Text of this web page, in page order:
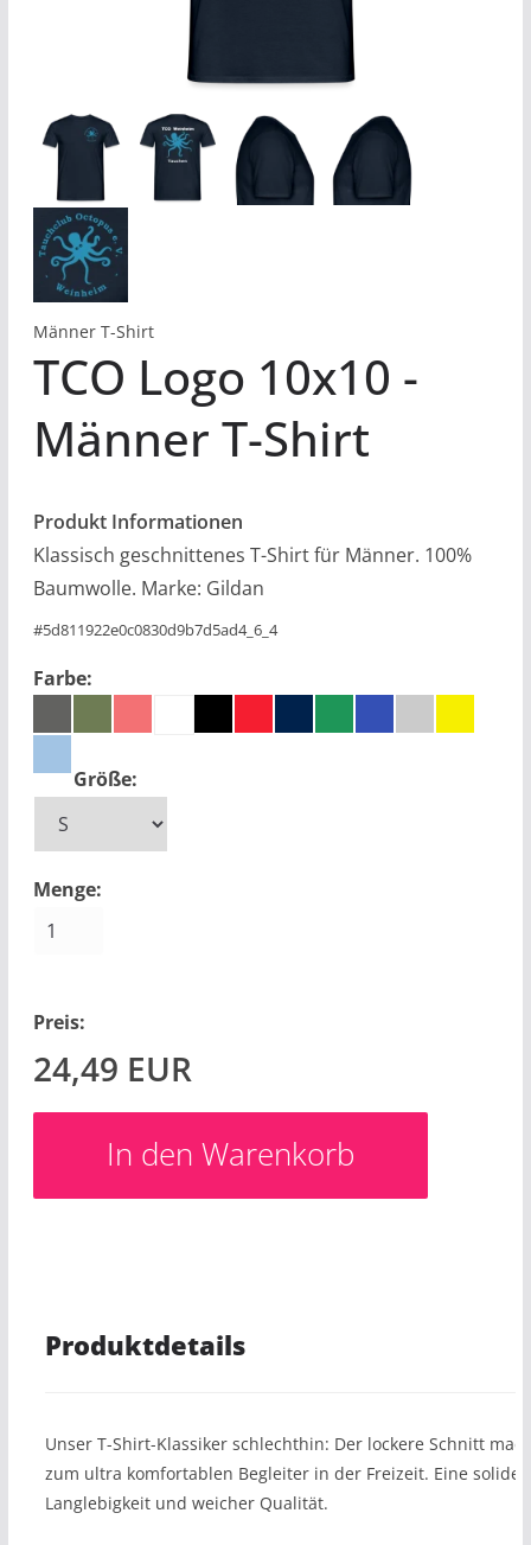
Männer T-Shirt
TCO Logo 10x10
Männer T-Shirt
Produkt Informationen
Klassisch geschnittenes T-Shirt für Männer. 100%
Baumwolle. Marke: Gildan
#5d811922e0c0830d9b7d5ad4_6_4
Farbe:
Größe:
Menge:
Preis:
24,49 EUR
Produktdetails
Unser T-Shirt-Klassiker schlechthin: Der lockere Schnitt
zum ultra komfortablen Begleiter in der Freizeit. Eine solide
Langlebigkeit und weicher Qualität.